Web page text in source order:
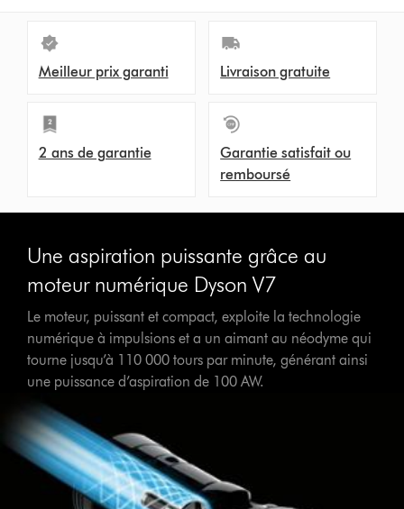
Meilleur prix garanti Livraison gratuite
2 ans de garantie
Garantie satisfait ou
remboursé
Une aspiration puissante grâce au
moteur numérique Dyson V7
Le moteur, puissant et compact, exploite la technologie
numérique à impulsions et a un aimant au néodyme qui
tourne jusqu’à 110 000 tours par minute, générant ainsi
une puissance d’aspiration de 100 AW.